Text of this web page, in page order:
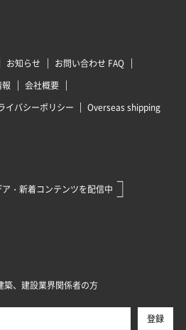
お知らせ
お問い合わせ FAQ
会社概要
イバシーポリシー Overseas shipping